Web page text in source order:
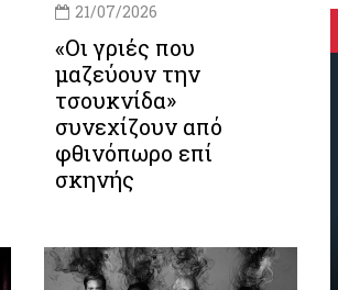
21/07/2026
«Οι γριές που
μαζεύουν την
τσουκνίδα»
συνεχίζουν από
φθινόπωρο επί
σκηνής